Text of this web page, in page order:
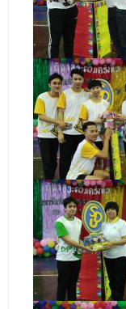
- ผลงาน/รางวัล
- SDU Zero Waste
- งานวิจัย/นวัตกรรม
ติดต่อเรา